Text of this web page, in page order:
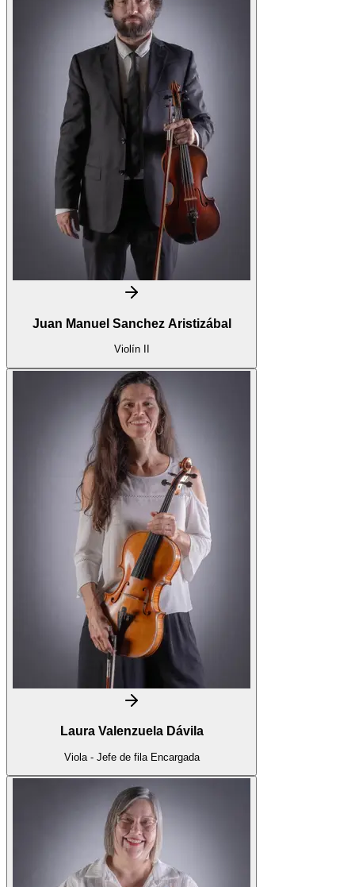
Juan Manuel Sanchez Aristizábal
Violín II
Laura Valenzuela Dávila
Viola - Jefe de fila Encargada